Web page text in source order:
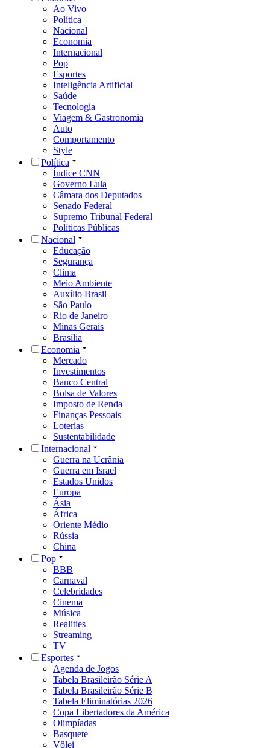
Ao Vivo
Política
Nacional
Economia
Internacional
Pop
Esportes
Inteligência Artificial
Saúde
Tecnologia
Viagem & Gastronomia
Auto
Comportamento
Style
Política
Índice CNN
Governo Lula
Câmara dos Deputados
Senado Federal
Supremo Tribunal Federal
Políticas Públicas
Nacional
Educação
Segurança
Clima
Meio Ambiente
Auxílio Brasil
São Paulo
Rio de Janeiro
Minas Gerais
Brasília
Economia
Mercado
Investimentos
Banco Central
Bolsa de Valores
Imposto de Renda
Finanças Pessoais
Loterias
Sustentabilidade
Internacional
Guerra na Ucrânia
Guerra em Israel
Estados Unidos
Europa
Ásia
África
Oriente Médio
Rússia
China
Pop
BBB
Carnaval
Celebridades
Cinema
Música
Realities
Streaming
TV
Esportes
Agenda de Jogos
Tabela Brasileirão Série A
Tabela Brasileirão Série B
Tabela Eliminatórias 2026
Copa Libertadores da América
Olimpíadas
Basquete
Vôlei